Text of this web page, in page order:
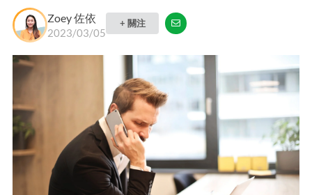
Zoey 佐依
2023/03/05
+ 關注